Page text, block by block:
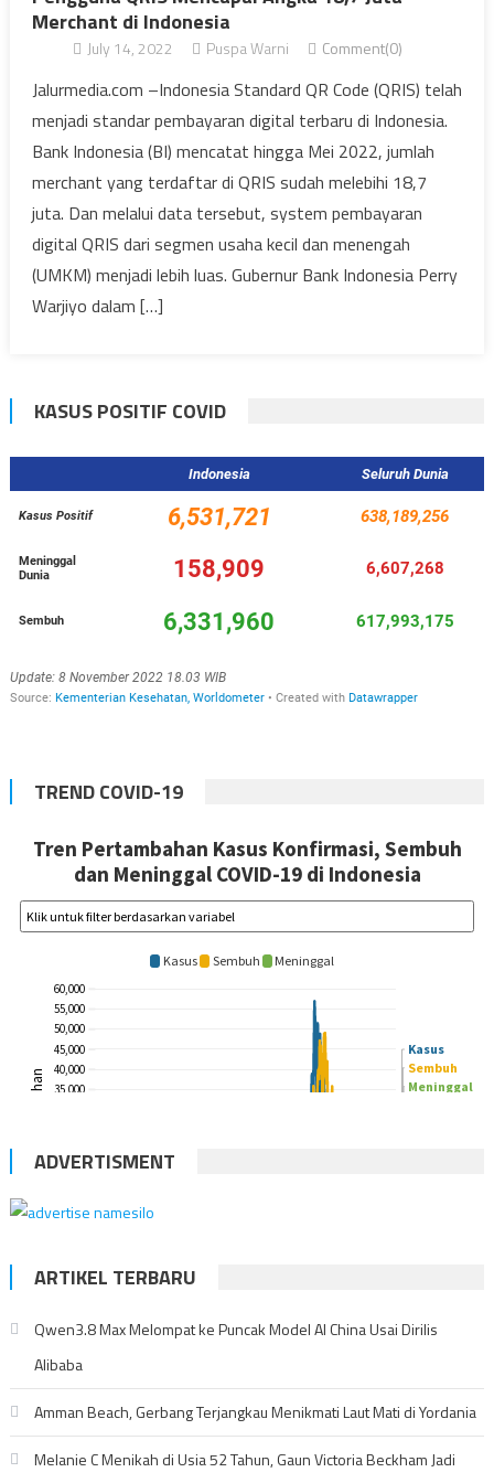
Merchant di Indonesia
July 14, 2022 Puspa Warni Comment(0)
Jalurmedia.com –Indonesia Standard QR Code (QRIS) telah
menjadi standar pembayaran digital terbaru di Indonesia.
Bank Indonesia (BI) mencatat hingga Mei 2022, jumlah
merchant yang terdaftar di QRIS sudah melebihi 18,7
juta. Dan melalui data tersebut, system pembayaran
digital QRIS dari segmen usaha kecil dan menengah
(UMKM) menjadi lebih luas. Gubernur Bank Indonesia Perry
Warjiyo dalam […]
KASUS POSITIF COVID
TREND COVID-19
ADVERTISMENT
ARTIKEL TERBARU
Qwen3.8 Max Melompat ke Puncak Model AI China Usai Dirilis
Alibaba
Amman Beach, Gerbang Terjangkau Menikmati Laut Mati di Yordania
Melanie C Menikah di Usia 52 Tahun, Gaun Victoria Beckham Jadi